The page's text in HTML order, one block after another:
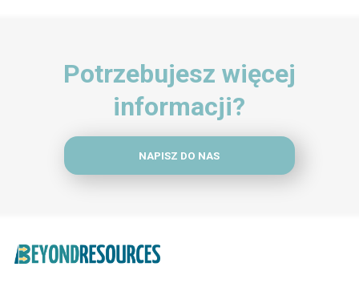
Potrzebujesz więcej
informacji?
NAPISZ DO NAS